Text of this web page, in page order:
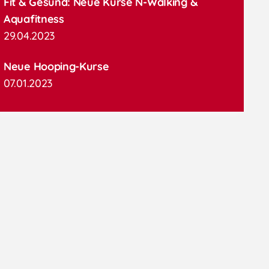
Aquafitness
29.04.2023
Neue Hooping-Kurse
07.01.2023